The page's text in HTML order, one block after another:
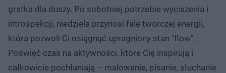
gratka dla duszy. Po sobotniej potrzebie wyciszenia i
introspekcji, niedziela przynosi falę twórczej energii,
która pozwoli Ci osiągnąć upragniony stan "flow".
Poświęć czas na aktywności, które Cię inspirują i
całkowicie pochłaniają – malowanie, pisanie, słuchanie